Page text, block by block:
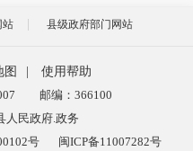
站 县级政府部门网站
图
使用帮助
邮编：366100
人民政府.政务
号 闽ICP备11007282号